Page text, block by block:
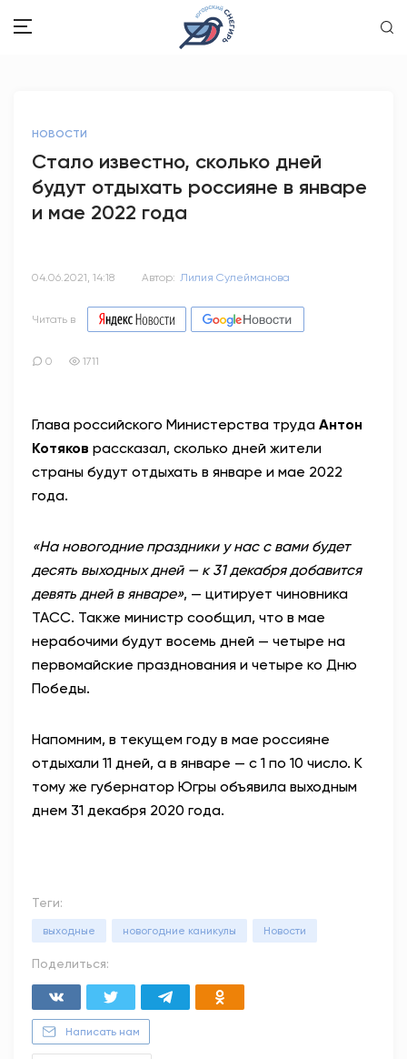
ОБРАЗОВАНИЕ
ПСИХОЛОГИЯ
КУЛЬТУРА
СПОРТ
АНТИТЕРРОР
80,93 93,19
Вход / Регистрация
НОВОСТИ
Стало известно, сколько дней
будут отдыхать россияне в январе
и мае 2022 года
04.06.2021, 14:18 Автор: Лилия Сулейманова
Читать в
0 1711
Глава российского Министерства труда Антон
Котяков рассказал, сколько дней жители
страны будут отдыхать в январе и мае 2022
года.
«На новогодние праздники у нас с вами будет
десять выходных дней — к 31 декабря добавится
девять дней в январе», — цитирует чиновника
ТАСС. Также министр сообщил, что в мае
нерабочими будут восемь дней — четыре на
первомайские празднования и четыре ко Дню
Победы.
Напомним, в текущем году в мае россияне
отдыхали 11 дней, а в январе — с 1 по 10 число. К
тому же губернатор Югры объявила выходным
днем 31 декабря 2020 года.
Теги:
выходные новогодние каникулы Новости
Поделиться:
Написать нам